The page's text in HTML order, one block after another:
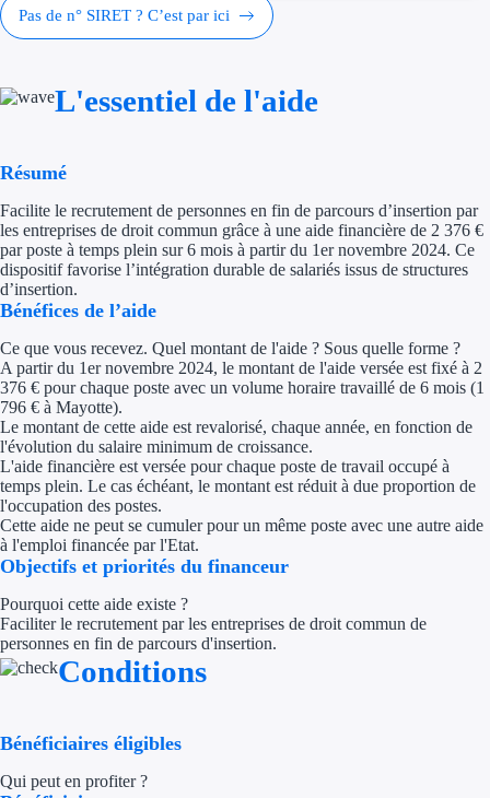
Type de financements
Concours
Réduction des
Investir dans
Aides Fiscales et
Crédits &
Exonération
Prêts publics
Pas de n° SIRET ? C’est par ici
L'essentiel de l'aide
Résumé
Facilite le recrutement de personnes en fin de parcours d’insertion par
les entreprises de droit commun grâce à une aide financière de 2 376 €
par poste à temps plein sur 6 mois à partir du 1er novembre 2024. Ce
dispositif favorise l’intégration durable de salariés issus de structures
d’insertion.
Bénéfices de l’aide
Ce que vous recevez. Quel montant de l'aide ? Sous quelle forme ?
A partir du 1er novembre 2024, le montant de l'aide versée est fixé à 2
376 € pour chaque poste avec un volume horaire travaillé de 6 mois (1
796 € à Mayotte).
Le montant de cette aide est revalorisé, chaque année, en fonction de
l'évolution du salaire minimum de croissance.
L'aide financière est versée pour chaque poste de travail occupé à
temps plein. Le cas échéant, le montant est réduit à due proportion de
l'occupation des postes.
Cette aide ne peut se cumuler pour un même poste avec une autre aide
à l'emploi financée par l'Etat.
Objectifs et priorités du financeur
Pourquoi cette aide existe ?
Faciliter le recrutement par les entreprises de droit commun de
personnes en fin de parcours d'insertion.
Conditions
Bénéficiaires éligibles
Qui peut en profiter ?